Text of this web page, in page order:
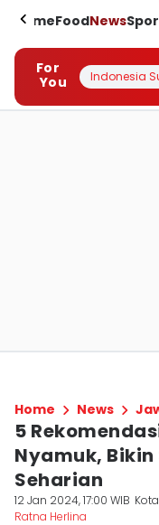
HomeFoodNews
For
You
Indonesia
Home News
5
Nyamuk,
Seharian
12 Jan 2024, 17:00 WIB
Ratna Herlina